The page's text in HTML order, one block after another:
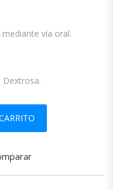
vía oral.
Dextrosa.